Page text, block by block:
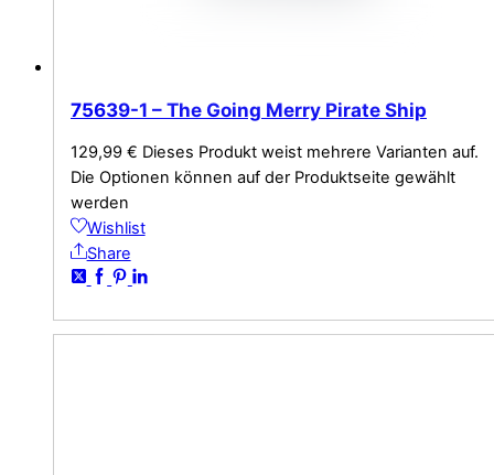
75639-1 – The Going Merry Pirate Ship
129,99 € Dieses Produkt weist mehrere Varianten auf.
Die Optionen können auf der Produktseite gewählt
werden
Wishlist
Share